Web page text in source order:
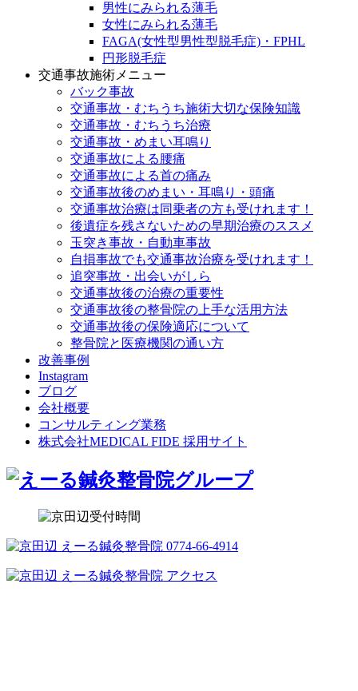
男性にみられる薄毛
女性にみられる薄毛
FAGA(女性型男性型脱毛症)・FPHL
円形脱毛症
交通事故施術メニュー
バック事故
交通事故・むちうち施術大切な保険知識
交通事故・むちうち治療
交通事故・めまい耳鳴り
交通事故による腰痛
交通事故による首の痛み
交通事故後のめまい・耳鳴り・頭痛
交通事故治療は同乗者の方も受けれます！
後遺症を残さないための早期治療のススメ
玉突き事故・自動車事故
自損事故でも交通事故治療を受けれます！
追突事故・出会いがしら
交通事故後の治療の重要性
交通事故後の整骨院の上手な活用方法
交通事故後の保険適応について
整骨院と医療機関の通い方
改善事例
Instagram
ブログ
会社概要
コンサルティング業務
株式会社MEDICAL FIDE 採用サイト